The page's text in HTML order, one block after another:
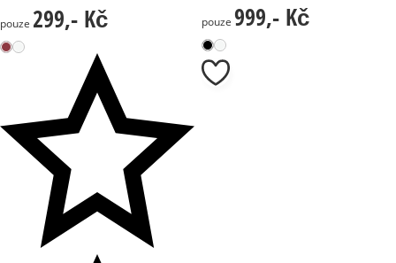
299,- Kč
pouze 299,- Kč
999,- Kč
pouze 999,- Kč